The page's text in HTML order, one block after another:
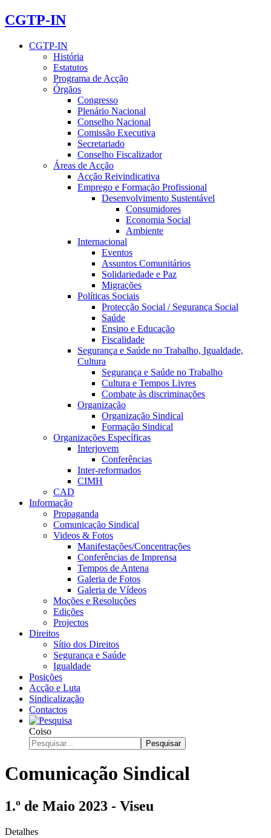
CGTP-IN
CGTP-IN
História
Estatutos
Programa de Acção
Órgãos
Congresso
Plenário Nacional
Conselho Nacional
Comissão Executiva
Secretariado
Conselho Fiscalizador
Áreas de Acção
Acção Reivindicativa
Emprego e Formação Profissional
Desenvolvimento Sustentável
Consumidores
Economia Social
Ambiente
Internacional
Eventos
Assuntos Comunitários
Solidariedade e Paz
Migrações
Políticas Sociais
Protecção Social / Segurança Social
Saúde
Ensino e Educação
Fiscalidade
Segurança e Saúde no Trabalho, Igualdade,
Cultura
Segurança e Saúde no Trabalho
Cultura e Tempos Livres
Combate às discriminações
Organização
Organização Sindical
Formação Sindical
Organizações Específicas
Interjovem
Conferências
Inter-reformados
CIMH
CAD
Informação
Propaganda
Comunicação Sindical
Videos & Fotos
Manifestações/Concentrações
Conferências de Imprensa
Tempos de Antena
Galeria de Fotos
Galeria de Vídeos
Moções e Resoluções
Edições
Projectos
Direitos
Sítio dos Direitos
Segurança e Saúde
Igualdade
Posições
Acção e Luta
Sindicalização
Contactos
Coiso
Pesquisar
Comunicação Sindical
1.º de Maio 2023 - Viseu
Detalhes